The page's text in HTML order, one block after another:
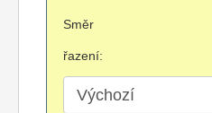
Směr
řazení: